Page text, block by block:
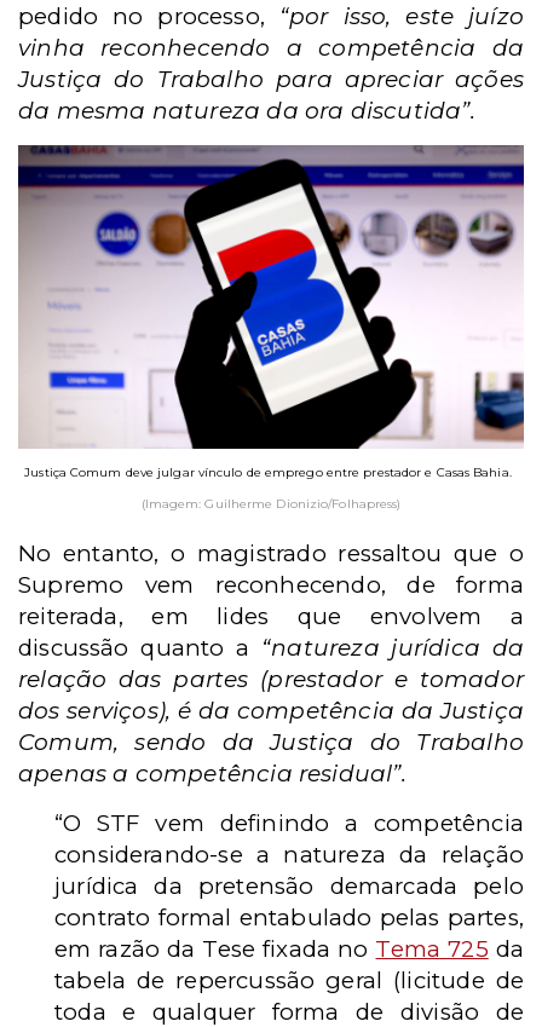
pedido no processo, “por isso, este juízo
vinha reconhecendo a competência da
Justiça do Trabalho para apreciar ações
da mesma natureza da ora discutida”.
Justiça Comum deve julgar vínculo de emprego entre prestador e Casas Bahia.
(Imagem: Guilherme Dionizio/Folhapress)
No entanto, o magistrado ressaltou que o
Supremo vem reconhecendo, de forma
reiterada, em lides que envolvem a
discussão quanto a
“natureza jurídica da
relação das partes (prestador e tomador
dos serviços), é da competência da Justiça
Comum, sendo da Justiça do Trabalho
apenas a competência residual”.
“O STF vem definindo a competência
considerando-se a natureza da relação
jurídica da pretensão demarcada pelo
contrato formal entabulado pelas partes,
em razão da Tese fixada no Tema 725 da
tabela de repercussão geral (licitude de
toda e qualquer forma de divisão de